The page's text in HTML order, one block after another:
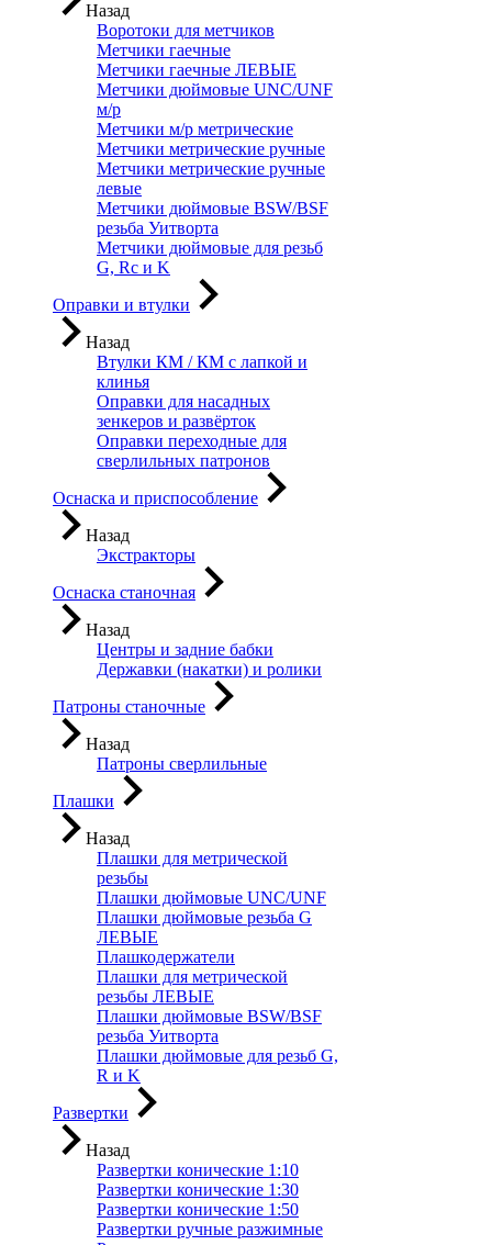
Назад
Воротоки для метчиков
Метчики гаечные
Метчики гаечные ЛЕВЫЕ
Метчики дюймовые UNC/UNF
м/р
Метчики м/р метрические
Метчики метрические ручные
Метчики метрические ручные
левые
Метчики дюймовые BSW/BSF
резьба Уитворта
Метчики дюймовые для резьб
G, Rc и K
Оправки и втулки
Назад
Втулки КМ / КМ с лапкой и
клинья
Оправки для насадных
зенкеров и развёрток
Оправки переходные для
сверлильных патронов
Оснаска и приспособление
Назад
Экстракторы
Оснаска станочная
Назад
Центры и задние бабки
Державки (накатки) и ролики
Патроны станочные
Назад
Патроны сверлильные
Плашки
Назад
Плашки для метрической
резьбы
Плашки дюймовые UNC/UNF
Плашки дюймовые резьба G
ЛЕВЫЕ
Плашкодержатели
Плашки для метрической
резьбы ЛЕВЫЕ
Плашки дюймовые BSW/BSF
резьба Уитворта
Плашки дюймовые для резьб G,
R и K
Развертки
Назад
Развертки конические 1:10
Развертки конические 1:30
Развертки конические 1:50
Развертки ручные разжимные